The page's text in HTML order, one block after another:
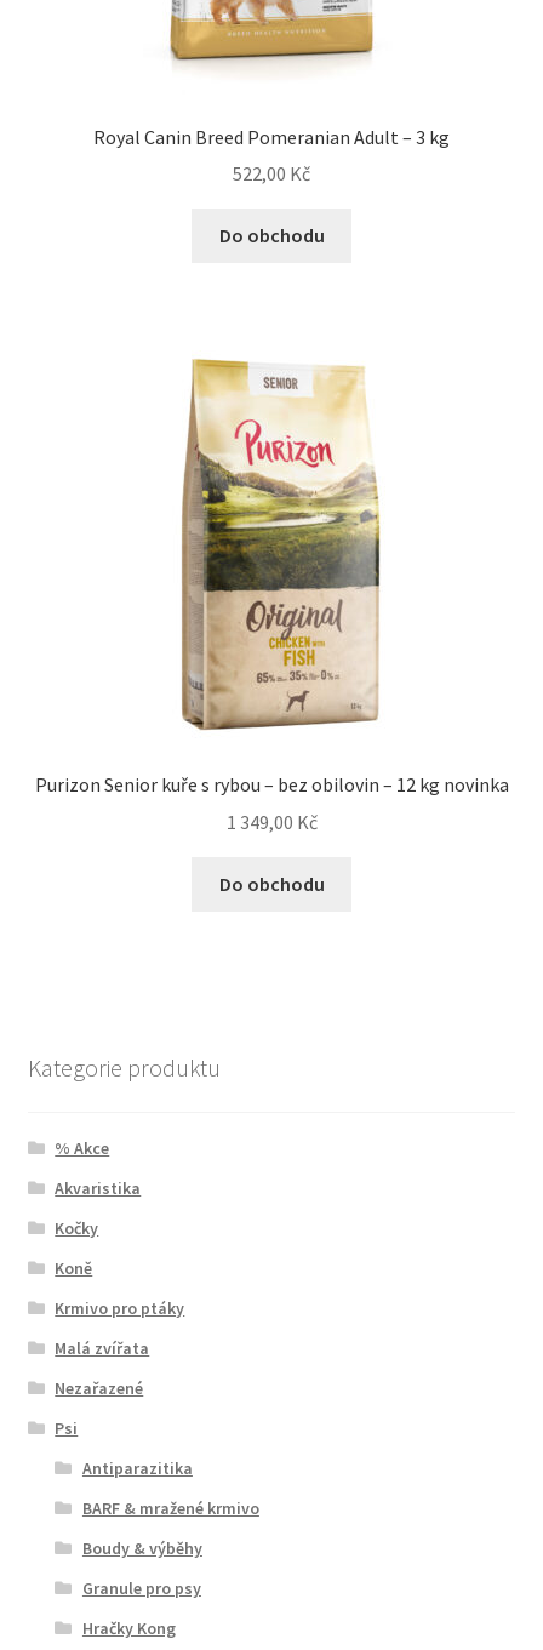
Royal Canin Breed Pomeranian Adult – 3 kg
522,00 Kč
Do obchodu
Purizon Senior kuře s rybou – bez obilovin – 12 kg novinka
1 349,00 Kč
Do obchodu
Kategorie produktu
% Akce
Akvaristika
Kočky
Koně
Krmivo pro ptáky
Malá zvířata
Nezařazené
Psi
Antiparazitika
BARF & mražené krmivo
Boudy & výběhy
Granule pro psy
Hračky Kong